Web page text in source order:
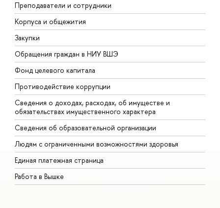
Преподаватели и сотрудники
Корпуса и общежития
Закупки
Обращения граждан в НИУ ВШЭ
Фонд целевого капитала
Противодействие коррупции
Сведения о доходах, расходах, об имуществе и
обязательствах имущественного характера
Сведения об образовательной организации
Людям с ограниченными возможностями здоровья
Единая платежная страница
Работа в Вышке